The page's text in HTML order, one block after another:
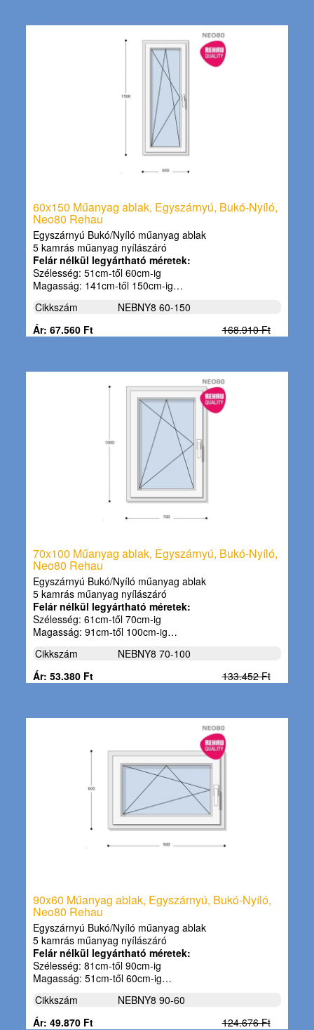
60x150 Műanyag ablak, Egyszárnyú, Bukó-Nyíló,
Neo80 Rehau
Egyszárnyú Bukó/Nyíló műanyag ablak
5 kamrás műanyag nyílászáró
Felár nélkül legyártható méretek:
Szélesség: 51cm-től 60cm-ig
Magasság: 141cm-től 150cm-ig…
Cikkszám
NEBNY8 60-150
Ár: 67.560 Ft
168.910 Ft
70x100 Műanyag ablak, Egyszárnyú, Bukó-Nyíló,
Neo80 Rehau
Egyszárnyú Bukó/Nyíló műanyag ablak
5 kamrás műanyag nyílászáró
Felár nélkül legyártható méretek:
Szélesség: 61cm-től 70cm-ig
Magasság: 91cm-től 100cm-ig…
Cikkszám
NEBNY8 70-100
Ár: 53.380 Ft
133.452 Ft
90x60 Műanyag ablak, Egyszárnyú, Bukó-Nyíló,
Neo80 Rehau
Egyszárnyú Bukó/Nyíló műanyag ablak
5 kamrás műanyag nyílászáró
Felár nélkül legyártható méretek:
Szélesség: 81cm-től 90cm-ig
Magasság: 51cm-től 60cm-ig…
Cikkszám
NEBNY8 90-60
Ár: 49.870 Ft
124.676 Ft